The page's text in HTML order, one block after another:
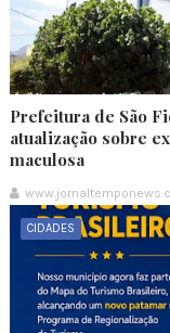
Prefeitura de São
atualização sobre
maculosa
CIDADES